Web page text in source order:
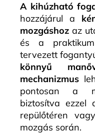
A kihúzható
hozzájárul a
mozgáshoz az
és a
tervezett
könnyű
mechanizmus
pontosan a
biztosítva ezzel
repülőtéren
mozgás során.